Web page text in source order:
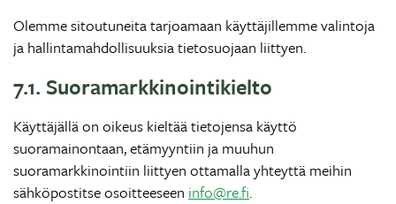
Olemme sitoutuneita tarjoamaan käyttäjillemme valintoja
ja hallintamahdollisuuksia tietosuojaan liittyen.
7.1. Suoramarkkinointikielto
Käyttäjällä on oikeus kieltää tietojensa käyttö
suoramainontaan, etämyyntiin ja muuhun
suoramarkkinointiin liittyen ottamalla yhteyttä meihin
sähköpostitse osoitteeseen info@re.fi.